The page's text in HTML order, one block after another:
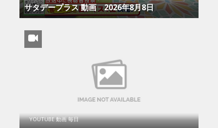
サタデープラス 動画 2026年8月8日
YOUTUBE 動画 毎日